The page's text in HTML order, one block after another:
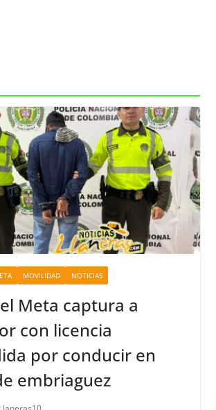
MOVILIDAD NOTICIAS
Meta captura a
con licencia
por conducir en
embriaguez